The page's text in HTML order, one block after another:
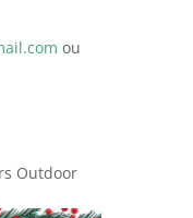
ou
Outdoor